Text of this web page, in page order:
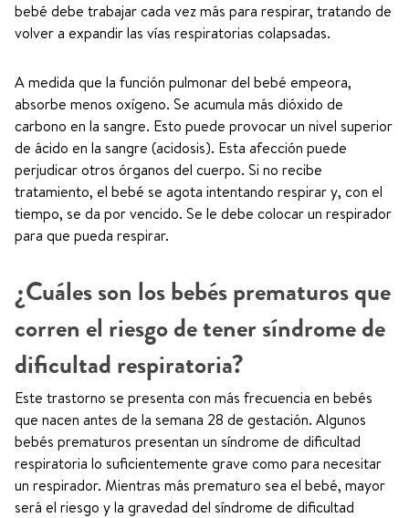
bebé debe trabajar cada vez más para respirar, tratando de
volver a expandir las vías respiratorias colapsadas.
A medida que la función pulmonar del bebé empeora,
absorbe menos oxígeno. Se acumula más dióxido de
carbono en la sangre. Esto puede provocar un nivel superior
de ácido en la sangre (acidosis). Esta afección puede
perjudicar otros órganos del cuerpo. Si no recibe
tratamiento, el bebé se agota intentando respirar y, con el
tiempo, se da por vencido. Se le debe colocar un respirador
para que pueda respirar.
¿Cuáles son los bebés prematuros que
corren el riesgo de tener síndrome de
dificultad respiratoria?
Este trastorno se presenta con más frecuencia en bebés
que nacen antes de la semana 28 de gestación. Algunos
bebés prematuros presentan un síndrome de dificultad
respiratoria lo suficientemente grave como para necesitar
un respirador. Mientras más prematuro sea el bebé, mayor
será el riesgo y la gravedad del síndrome de dificultad